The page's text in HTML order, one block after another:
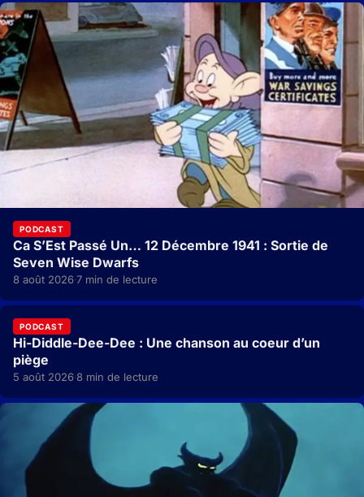
PODCAST
Ca S’Est Passé Un… 12 Décembre 1941 : Sortie de
Seven Wise Dwarfs
8 août 2026·7 min de lecture
PODCAST
Hi-Diddle-Dee-Dee : Une chanson au coeur d’un
piège
5 août 2026·8 min de lecture